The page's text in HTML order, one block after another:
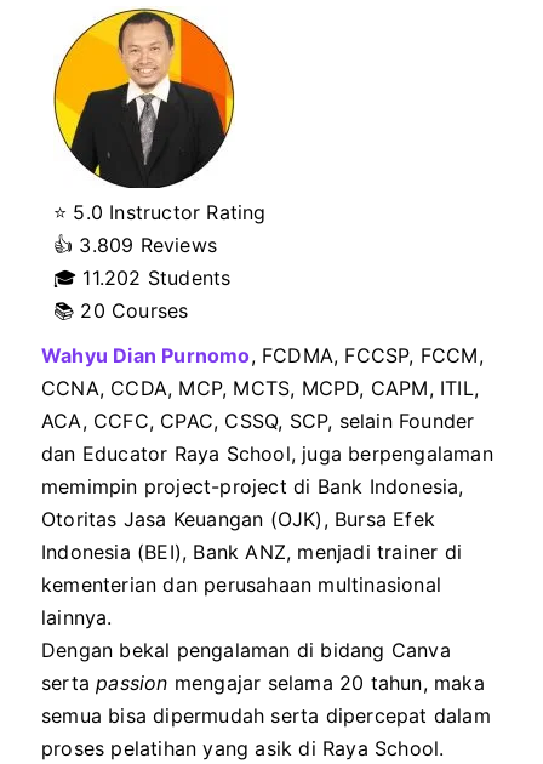
⭐ 5.0 Instructor Rating
👍 3.809 Reviews
🎓 11.202 Students
📚 20 Courses
Wahyu Dian Purnomo, FCDMA, FCCSP, FCCM,
CCNA, CCDA, MCP, MCTS, MCPD, CAPM, ITIL,
ACA, CCFC, CPAC, CSSQ, SCP, selain Founder
dan Educator Raya School, juga berpengalaman
memimpin project-project di Bank Indonesia,
Otoritas Jasa Keuangan (OJK), Bursa Efek
Indonesia (BEI), Bank ANZ, menjadi trainer di
kementerian dan perusahaan multinasional
lainnya.
Dengan bekal pengalaman di bidang Canva
sertapassion mengajar selama 20 tahun, maka
semua bisa dipermudah serta dipercepat dalam
proses pelatihan yang asik di Raya School.